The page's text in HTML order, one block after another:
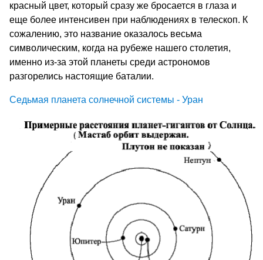
красный цвет, который сразу же бросается в глаза и
еще более интенсивен при наблюдениях в телескоп. К
сожалению, это название оказалось весьма
символическим, когда на рубеже нашего столетия,
именно из-за этой планеты среди астрономов
разгорелись настоящие баталии.
Седьмая планета солнечной системы - Уран